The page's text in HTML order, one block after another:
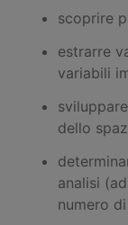
scoprire
estrarre
variabili
dello
analisi
numero